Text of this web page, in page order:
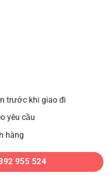
trước khi giao đi
yêu cầu
hàng
955 524